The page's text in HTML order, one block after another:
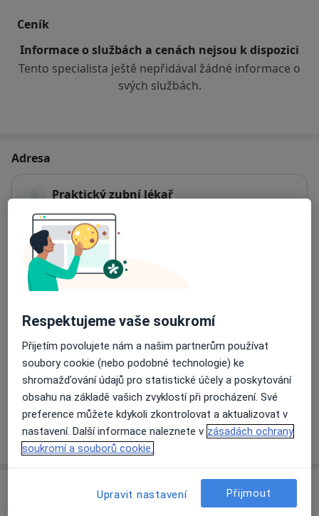
Ceník
Informace o službách a cenách nejsou k dispozici
Tento specialista ještě nepřidával žádné informace o
svých službách.
Adresa
Praktický zubní lékař
Masarykovo náměstí 157,
Dostupnost
Co mám v takové situaci udělat?
Způsoby platby (soukromé návštěvy)
Na teto adrese lékař přijímá pacienty na pojišťovnu
Detaily
Více
Respektujeme vaše soukromí
Přijetím povolujete nám a našim partnerům používat
soubory cookie (nebo podobné technologie) ke
shromažďování údajů pro statistické účely a poskytování
obsahu na základě vašich zvyklostí při procházení. Své
preference můžete kdykoli zkontrolovat a aktualizovat v
nastavení. Další informace naleznete v zásadách ochrany
soukromí a souborů cookie.
Upravit nastavení Přijmout